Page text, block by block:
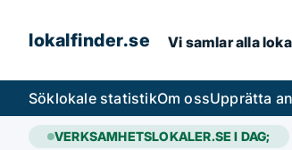
lokalfinder.se Vi samlar alla
Söklokale statistikOm ossUpprätta
VERKSAMHETSLOKALER.SE I DAG;